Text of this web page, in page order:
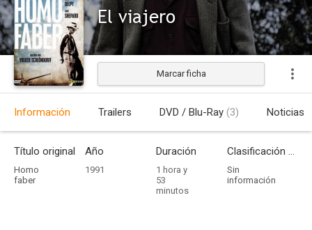
El viajero
Estrenada
Marcar ficha
Información Trailers DVD / Blu-Ray (3) Noticias
Título original
Homo
faber
Año
1991
Duración
1 hora y
53
minutos
Clasificación por edades
Sin
información